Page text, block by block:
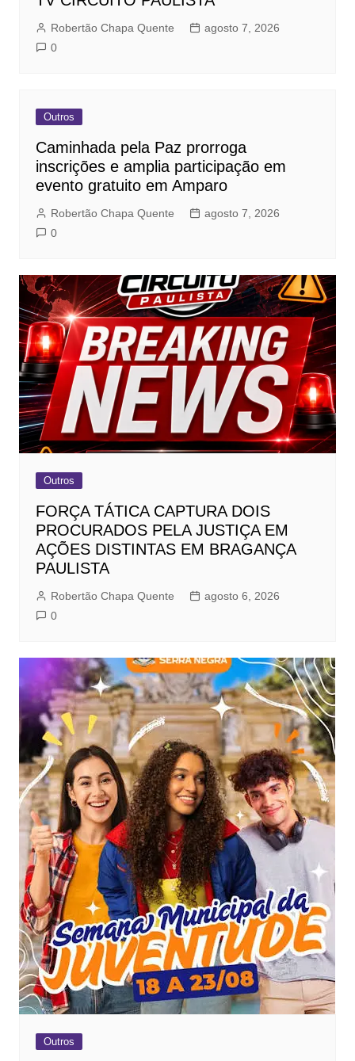
Robertão Chapa Quente
agosto 7, 2026
0
Outros
Caminhada pela Paz prorroga
inscrições e amplia participação em
evento gratuito em Amparo
Robertão Chapa Quente
agosto 7, 2026
0
Outros
FORÇA TÁTICA CAPTURA DOIS
PROCURADOS PELA JUSTIÇA EM
AÇÕES DISTINTAS EM BRAGANÇA
PAULISTA
Robertão Chapa Quente
agosto 6, 2026
0
Outros